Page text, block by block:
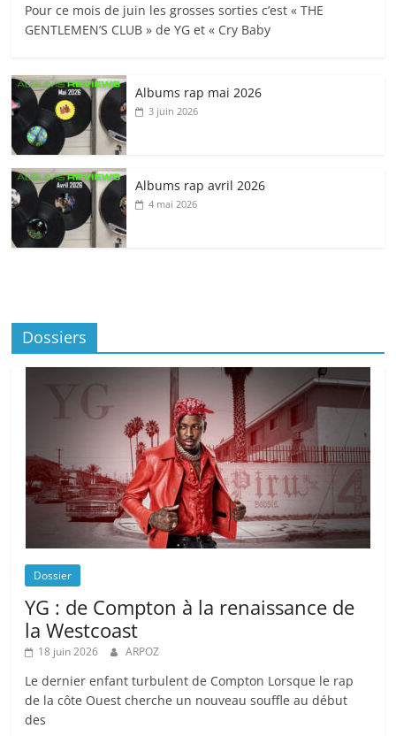
Pour ce mois de juin les grosses sorties c’est « THE
GENTLEMEN’S CLUB » de YG et « Cry Baby
Albums rap mai 2026
3 juin 2026
Albums rap avril 2026
4 mai 2026
Dossiers
Dossier
YG : de Compton à la renaissance de
la Westcoast
18 juin 2026 ARPOZ
Le dernier enfant turbulent de Compton Lorsque le rap
de la côte Ouest cherche un nouveau souffle au début
des